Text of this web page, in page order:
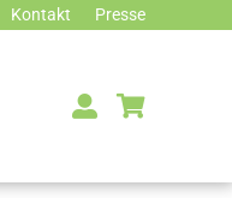
Kontakt Presse